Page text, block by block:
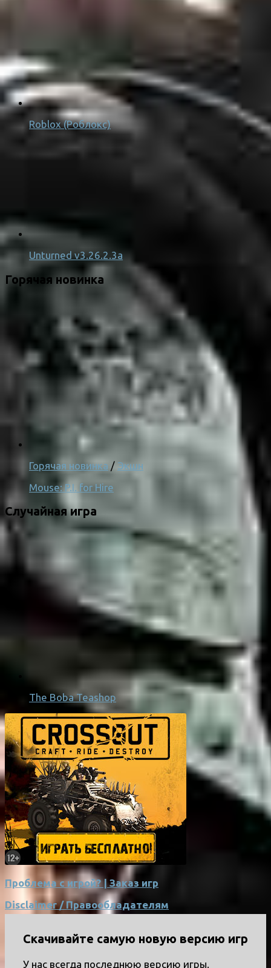
Roblox (Роблокс)
Unturned v3.26.2.3a
Горячая новинка
Горячая новинка / Экшн
Mouse: P.I. for Hire
Случайная игра
The Boba Teashop
Проблема с игрой? | Заказ игр
Disclaimer / Правообладателям
Скачивайте самую новую версию игр
У нас всегда последнюю версию игры.